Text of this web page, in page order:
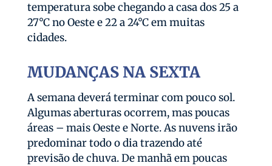
temperatura sobe chegando a casa dos 25 a
27°C no Oeste e 22 a 24°C em muitas
cidades.
MUDANÇAS NA SEXTA
A semana deverá terminar com pouco sol.
Algumas aberturas ocorrem, mas poucas
áreas – mais Oeste e Norte. As nuvens irão
predominar todo o dia trazendo até
previsão de chuva. De manhã em poucas